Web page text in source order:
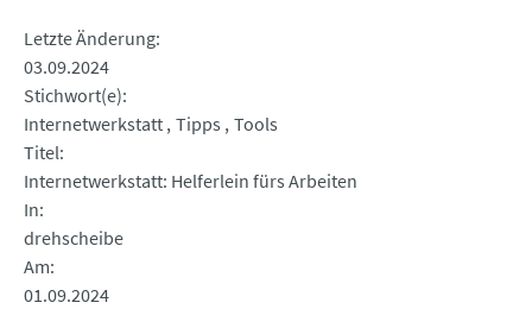
Letzte Änderung
03.09.2024
Stichwort(e)
Internetwerkstatt Tipps Tools
Titel
Internetwerkstatt: Helferlein fürs Arbeiten
In
drehscheibe
Am
01.09.2024